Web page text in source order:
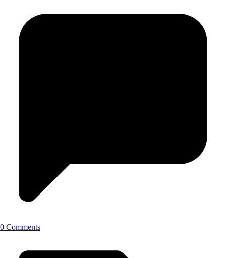
0 Comments